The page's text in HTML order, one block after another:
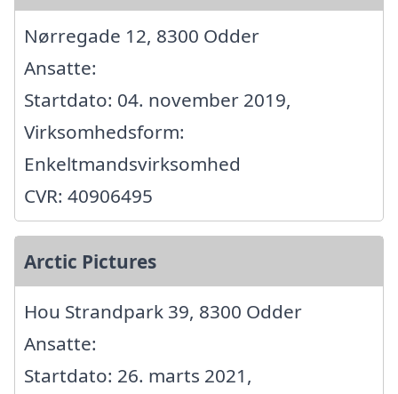
Nørregade 12, 8300 Odder
Ansatte:
Startdato: 04. november 2019,
Virksomhedsform:
Enkeltmandsvirksomhed
CVR: 40906495
Arctic Pictures
Hou Strandpark 39, 8300 Odder
Ansatte:
Startdato: 26. marts 2021,